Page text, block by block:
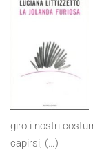
giro i nostri
capirsi, (…)